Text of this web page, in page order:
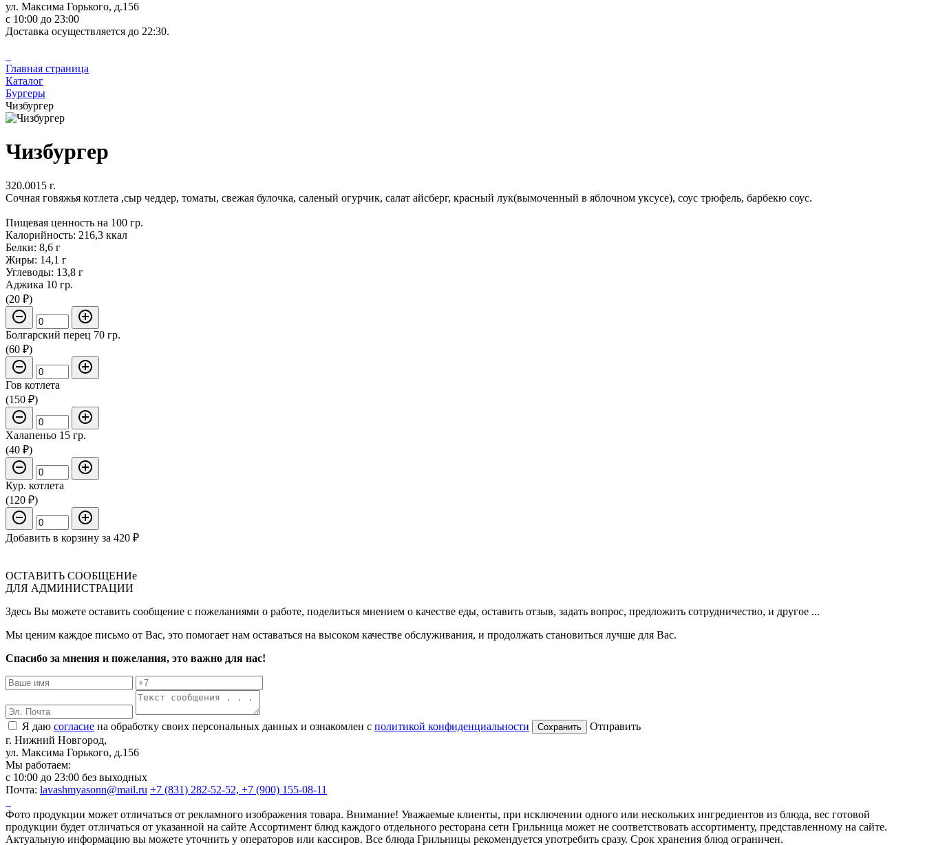
ул. Максима Горького, д.156
c 10:00 до 23:00
Доставка осуществляется до 22:30.
Главная страница
Каталог
Бургеры
Чизбургер
Чизбургер
320.0015 г.
Сочная говяжья котлета ,сыр чеддер, томаты, свежая булочка, саленый огурчик, салат айсберг, красный лук(вымоченный в яблочном уксусе), соус трюфель, барбекю соус.
Пищевая ценность на 100 гр.
Калорийность: 216,3 ккал
Белки: 8,6 г
Жиры: 14,1 г
Углеводы: 13,8 г
Аджика 10 гр.
(20 ₽)
Болгарский перец 70 гр.
(60 ₽)
Гов котлета
(150 ₽)
Халапеньо 15 гр.
(40 ₽)
Кур. котлета
(120 ₽)
Добавить в корзину за 420 ₽
ОСТАВИТЬ СООБЩЕНИе
ДЛЯ АДМИНИСТРАЦИИ
Здесь Вы можете оставить сообщение с пожеланиями о работе, поделиться мнением о качестве еды, оставить отзыв, задать вопрос, предложить сотрудничество, и другое ...
Мы ценим каждое письмо от Вас, это помогает нам оставаться на высоком качестве обслуживания, и продолжать становиться лучше для Вас.
Спасибо за мнения и пожелания, это важно для нас!
Я даю согласие на обработку своих персональных данных и ознакомлен с политикой конфиденциальности
Отправить
г. Нижний Новгород,
ул. Максима Горького, д.156
Мы работаем:
c 10:00 до 23:00 без выходных
Почта: lavashmyasonn@mail.ru +7 (831) 282-52-52, +7 (900) 155-08-11
Фото продукции может отличаться от рекламного изображения товара. Внимание! Уважаемые клиенты, при исключении одного или нескольких ингредиентов из блюда, вес готовой
продукции будет отличаться от указанной на сайте Ассортимент блюд каждого отдельного ресторана сети Грильница может не соответствовать ассортименту, представленному на сайте.
Актуальную информацию вы можете уточнить у операторов или кассиров. Все блюда Грильницы рекомендуется употребить сразу. Срок хранения блюд ограничен.